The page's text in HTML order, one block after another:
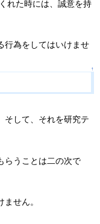
れた時には、誠意を持
行為をしてはいけませ
↑
そして、それを研究テ
らうことは二の次で
せん。